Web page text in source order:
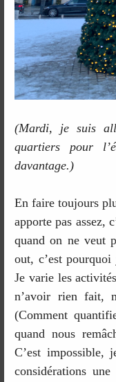
(Mardi, je suis
quartiers pour
davantage.)
En faire toujours
apporte pas assez,
quand on ne veut
out, c’est
Je varie les
n’avoir rien fait,
(Comment
quand nous
C’est impossible,
considérations